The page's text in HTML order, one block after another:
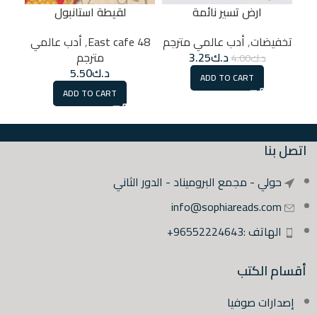
ارض تسير نائمة
تخفيضات,أدب عالمي مترجم
د.ك4.00د.ك3.25
ADD TO CART
لقيطة استانبول
48 East cafe
,أدب عالمي
مترجم
د.ك5.50
ADD TO CART
اتصل بنا
حولي - مجمع البروميناد - الدور الثاني
info@sophiareads.com
الهاتف :96552224643+
أقسام الكتب
إصدارات صوفيا